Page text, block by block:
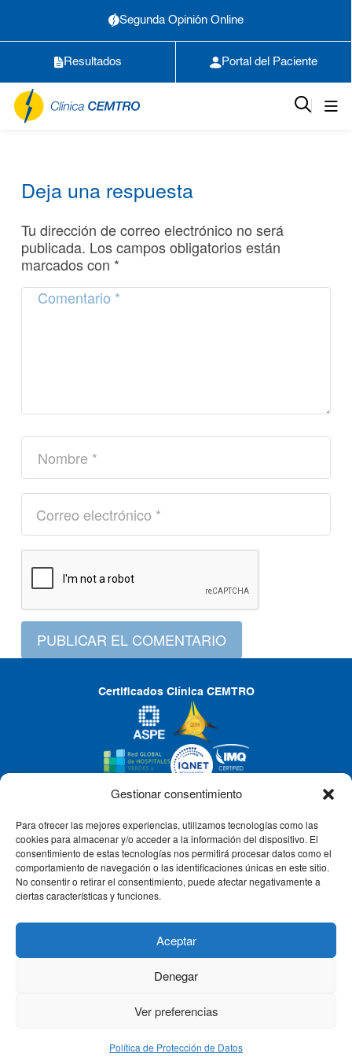
Gestionar consentimiento
Para ofrecer las mejores experiencias, utilizamos tecnologías como las
cookies para almacenar y/o acceder a la información del dispositivo. El
consentimiento de estas tecnologías nos permitirá procesar datos como el
comportamiento de navegación o las identificaciones únicas en este sitio.
No consentir o retirar el consentimiento, puede afectar negativamente a
ciertas características y funciones.
Aceptar
Denegar
Ver preferencias
Política de Protección de Datos
Segunda Opinión Online
Resultados Portal del Paciente
Deja una respuesta
Tu dirección de correo electrónico no será
publicada. Los campos obligatorios están
marcados con *
PUBLICAR EL COMENTARIO
Certificados Clínica CEMTRO
CLÍNICA CEMTRO
QUIÉNES SOMOS